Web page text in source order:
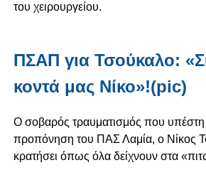
του χειρουργείου.
ΠΣΑΠ για Τσούκαλο:
κοντά μας Νίκο»!(pic)
Ο σοβαρός τραυματισμός που υπέστη
προπόνηση του ΠΑΣ Λαμία, ο Νίκος
κρατήσει όπως όλα δείχνουν στα